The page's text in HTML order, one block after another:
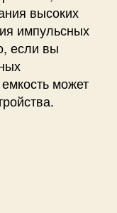
высоких
импульсных
если вы
может